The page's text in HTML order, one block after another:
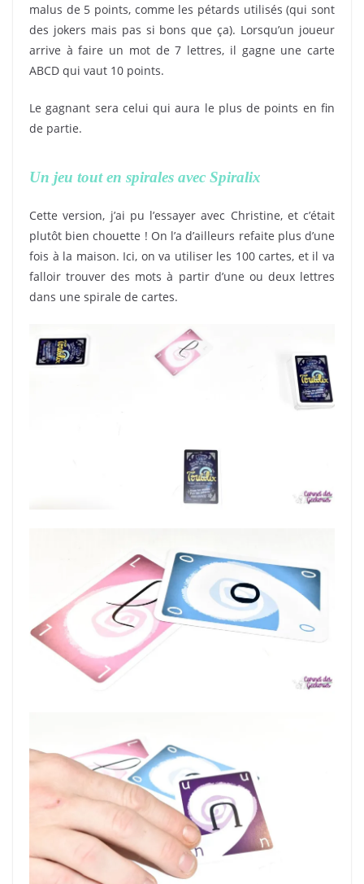
malus de 5 points, comme les pétards utilisés (qui sont
des jokers mais pas si bons que ça). Lorsqu’un joueur
arrive à faire un mot de 7 lettres, il gagne une carte
ABCD qui vaut 10 points.
Le gagnant sera celui qui aura le plus de points en fin
de partie.
Un jeu tout en spirales avec Spiralix
Cette version, j’ai pu l’essayer avec Christine, et c’était
plutôt bien chouette ! On l’a d’ailleurs refaite plus d’une
fois à la maison. Ici, on va utiliser les 100 cartes, et il va
falloir trouver des mots à partir d’une ou deux lettres
dans une spirale de cartes.